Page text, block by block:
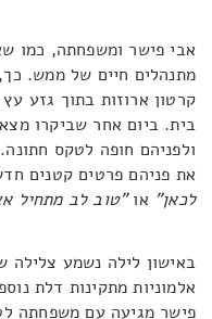
אבי פישר ומשפחתה, כמו
מתנהלים חיים של ממש.
קרטון ארוזות בתוך גזע
בית. ביום אחר שביקרו
ולפניהם חופה לטקס
את פניהם פרטים קטנים
לכאן" או"טוב לב מתחיל
באישון לילה נשמע צלילה
אלמוניות מתקינות דלת
פישר מגיעה עם משפחתה